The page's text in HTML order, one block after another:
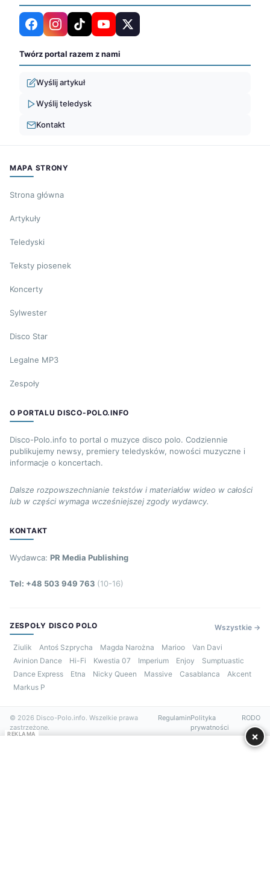
Twórz portal razem z nami
Wyślij artykuł
Wyślij teledysk
Kontakt
MAPA STRONY
Strona główna
Artykuły
Teledyski
Teksty piosenek
Koncerty
Sylwester
Disco Star
Legalne MP3
Zespoły
O PORTALU DISCO-POLO.INFO
Disco-Polo.info to portal o muzyce disco polo. Codziennie
publikujemy newsy, premiery teledysków, nowości muzyczne i
informacje o koncertach.
Dalsze rozpowszechnianie tekstów i materiałów wideo w całości
lub w części wymaga wcześniejszej zgody wydawcy.
KONTAKT
Wydawca: PR Media Publishing
Tel: +48 503 949 763 (10-16)
ZESPOŁY DISCO POLO Wszystkie →
Ziulik Antoś Szprycha Magda Narożna Marioo
Van Davi
Avinion Dance
Hi-Fi Kwestia 07 Imperium Enjoy
Sumptuastic
Dance Express
Etna Nicky Queen Massive Casablanca
Akcent
Markus P
© 2026 Disco-Polo.info. Wszelkie prawa
zastrzeżone.
RegulaminPolityka
prywatności
RODO
REKLAMA ×